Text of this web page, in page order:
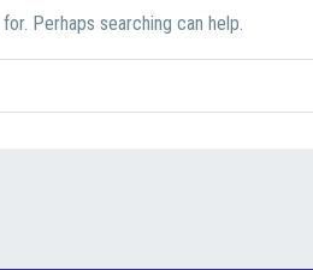
Perhaps searching can help.